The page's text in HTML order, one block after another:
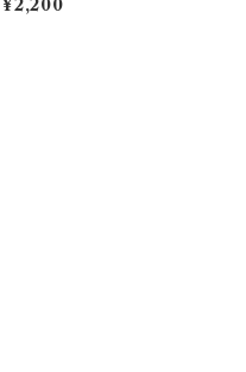
せっけん】
¥2,200